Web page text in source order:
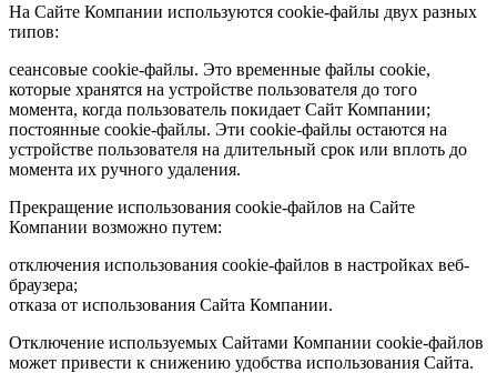
На Сайте Компании используются cookie-файлы двух разных
типов:
сеансовые cookie-файлы. Это временные файлы cookie,
которые хранятся на устройстве пользователя до того
момента, когда пользователь покидает Сайт Компании;
постоянные cookie-файлы. Эти cookie-файлы остаются на
устройстве пользователя на длительный срок или вплоть до
момента их ручного удаления.
Прекращение использования cookie-файлов на Сайте
Компании возможно путем:
отключения использования cookie-файлов в настройках веб-
браузера;
отказа от использования Сайта Компании.
Отключение используемых Сайтами Компании cookie-файлов
может привести к снижению удобства использования Сайта.